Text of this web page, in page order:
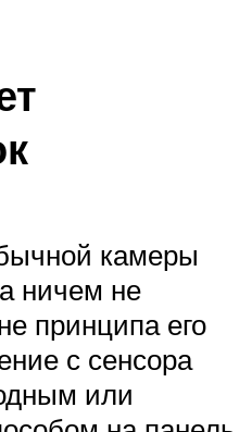
камеры
ничем не
принципа его
с сенсора
или